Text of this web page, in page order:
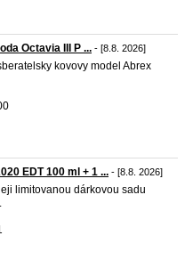
Octavia III P ... - [8.8. 2026]
kovovy model Abrex
EDT 100 ml + 1 ... - [8.8. 2026]
limitovanou dárkovou sadu